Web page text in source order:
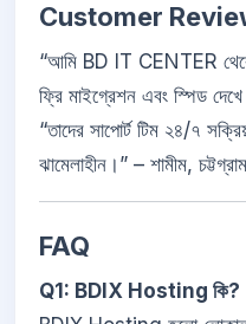
Customer
“আমি BD IT CENTER
ফ্রি মাইগ্রেশন এবং স্পিড
“তাদের সাপোর্ট টিম ২৪/৭
ঝামেলাহীন।” – শামীম, চট্টগ্রাম
FAQ
Q1: BDIX Hosting কি?